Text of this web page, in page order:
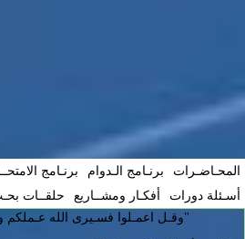
المحـاضـرات برنـامج الـدوام برنـامج
أسـئلة دورات
أفكـار ومشــاريع حلقــات
"وقـل اعمـلوا فسـيرى الله عـملكم